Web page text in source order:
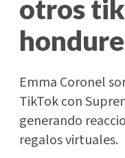
otros
Emma Coronel
TikTok con
generando
regalos virtuales.